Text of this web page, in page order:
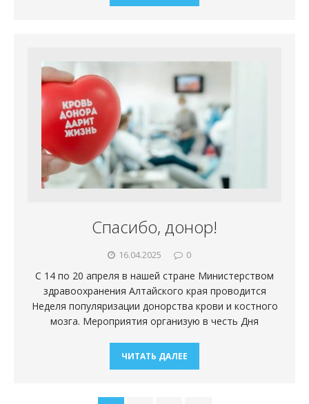
Спасибо, донор!
16.04.2025 0
С 14 по 20 апреля в нашей стране Министерством
здравоохранения Алтайского края проводится
Неделя популяризации донорства крови и костного
мозга. Мероприятия организую в честь Дня
ЧИТАТЬ ДАЛЕЕ